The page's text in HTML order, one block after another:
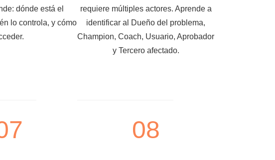
dónde está el
lo controla, y cómo
requiere múltiples actores. Aprende a
identificar al Dueño del problema,
Champion, Coach, Usuario, Aprobador
y Tercero afectado.
08